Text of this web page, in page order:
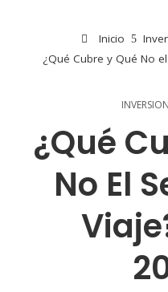
Inicio
¿Qué Cubre y Qué No
¿Qué
No El